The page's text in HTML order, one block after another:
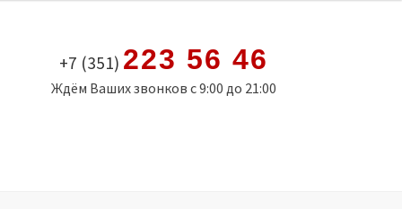
+7 (351) 223 56 46
Ждём Ваших звонков с 9:00 до 21:00